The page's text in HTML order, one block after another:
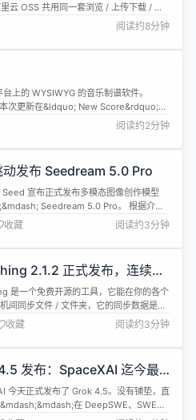
云 OSS 共用同一套浏览 / 上传下载 / 分
一家云,应用界面一行未改。这一版同时对
体验与浅色主题做了一轮打磨。 The
阅读约8分钟
上的 WYSIWYG 的音乐制谱软件。
次更新在&ldquo; New Score&rdquo;对
古琴、琵琶、扬琴 Japanes：
） Korean (melodic)：Ajaen...
阅读约2分钟
动发布 Seedream 5.0 Pro
Seed 宣布正式发布多模态图像创作模型
Seedream 5.0 Pro。 根据介
5.0 Pro 相比之前版本在图文匹配、
性、文字渲染与画面美感等基础能力上全面
来了四大核心能力突破： 复杂信息可视
信息密度的内容生产。 交互式...
收藏 阅读约3分钟
2.1.2 正式发布，连续文
工具
是一个免费开源的工具，它能在你的各个
间同步文件 / 文件夹，它的同步数据是直
系统中直接传输到另一个系统的，并且它是
密的。 Syncthing 2.1.2 现已发布，主要更
： Fixes fix：在 Windows 系统中，如
fix(con...
收藏 阅读约3分钟
发布：SpaceXAI 迄今最
，token 效率是竞品 4 倍
今天正式发布了 Grok 4.5。没有铺垫，直
在 DeepSWE、SWE